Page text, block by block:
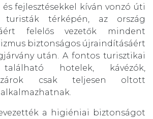
fejlesztésekkel kíván vonzó úti
térképén, az ország
felelős vezetők mindent
biztonságos újraindításáért
után. A fontos turisztikai
található hotelek, kávézók,
csak teljesen oltott
a higiéniai biztonságot